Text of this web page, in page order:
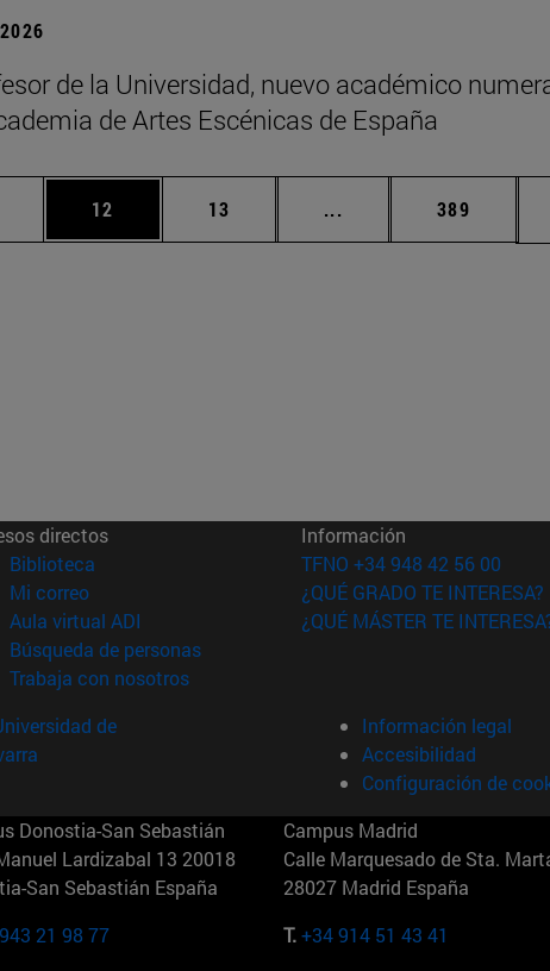
de la Universidad, nuevo académico
de Artes Escénicas de España
Use TAB para desplazarse.
Página
12 Página
13 ... Páginas intermedias
Página
389
directos
Biblioteca (abre en nueva ventana)
Mi correo(abre en nueva ventana)
Aula virtual ADI (abre en nueva ventana)
Búsqueda de personas(abre en nueva ventana)
Trabaja con nosotros(abre en nueva ventana)
Información
TFNO +34 948 42 56 00
¿QUÉ GRADO TE INTERESA?
¿QUÉ MÁSTER TE
de
Información legal
Accesibilidad
Configuración de
Donostia-San Sebastián
Lardizabal 13 20018
San Sebastián España
21 98 77
Campus Madrid
Calle Marquesado de Sta.
28027 Madrid España
T.+34 914 51 43 41